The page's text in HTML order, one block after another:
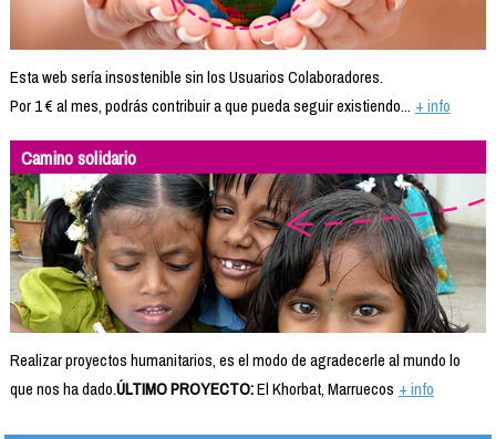
Esta web sería insostenible sin los Usuarios Colaboradores.
Por 1 € al mes, podrás contribuir a que pueda seguir existiendo... + info
Camino solidario
Realizar proyectos humanitarios, es el modo de agradecerle al mundo lo
que nos ha dado.ÚLTIMO PROYECTO:El Khorbat, Marruecos + info